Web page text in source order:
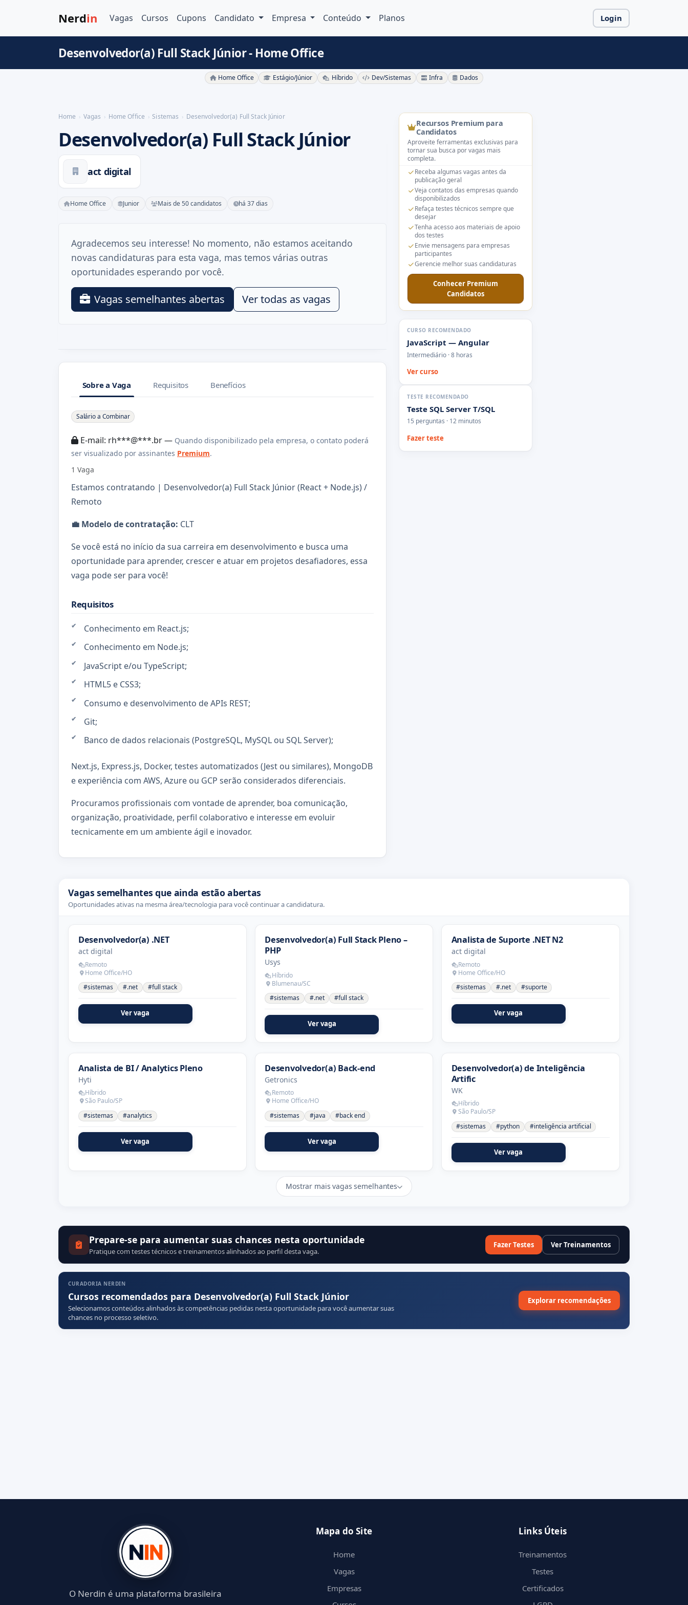
Nerdin Vagas Cursos Cupons Candidato Empresa Conteúdo Planos Login
Desenvolvedor(a) Full Stack Júnior - Home Office
Home Office Estágio/Júnior Híbrido Dev/Sistemas Infra Dados
Home Vagas Home Office Sistemas Desenvolvedor(a) Full Stack Júnior
Desenvolvedor(a) Full Stack Júnior
act digital
Home Office Junior Mais de 50 candidatos há 37 dias
Agradecemos seu interesse! No momento, não estamos aceitando
novas candidaturas para esta vaga, mas temos várias outras
oportunidades esperando por você.
Vagas semelhantes abertas Ver todas as vagas
Sobre a Vaga Requisitos Benefícios
Sobre a Vaga
Salário a Combinar
E-mail: rh***@***.br — Quando disponibilizado pela empresa, o contato poderá
ser visualizado por assinantes Premium.
1 Vaga
Estamos contratando | Desenvolvedor(a) Full Stack Júnior (React + Node.js) /
Remoto
💼 Modelo de contratação: CLT
Se você está no início da sua carreira em desenvolvimento e busca uma
oportunidade para aprender, crescer e atuar em projetos desafiadores, essa
vaga pode ser para você!
Requisitos
Conhecimento em React.js;
Conhecimento em Node.js;
JavaScript e/ou TypeScript;
HTML5 e CSS3;
Consumo e desenvolvimento de APIs REST;
Git;
Banco de dados relacionais (PostgreSQL, MySQL ou SQL Server);
Next.js, Express.js, Docker, testes automatizados (Jest ou similares), MongoDB
e experiência com AWS, Azure ou GCP serão considerados diferenciais.
Procuramos profissionais com vontade de aprender, boa comunicação,
organização, proatividade, perfil colaborativo e interesse em evoluir
tecnicamente em um ambiente ágil e inovador.
Recursos Premium para
Candidatos
Aproveite ferramentas exclusivas para
tornar sua busca por vagas mais
completa.
Receba algumas vagas antes da
publicação geral
Veja contatos das empresas quando
disponibilizados
Refaça testes técnicos sempre que
desejar
Tenha acesso aos materiais de apoio
dos testes
Envie mensagens para empresas
participantes
Gerencie melhor suas candidaturas
Conhecer Premium
Candidatos
CURSO RECOMENDADO
JavaScript — Angular
Intermediário · 8 horas
Ver curso
TESTE RECOMENDADO
Teste SQL Server T/SQL
15 perguntas · 12 minutos
Fazer teste
Vagas semelhantes que ainda estão abertas
Oportunidades ativas na mesma área/tecnologia para você continuar a candidatura.
Desenvolvedor(a) .NET
act digital
Remoto
Home Office/HO
#sistemas
#.net #full stack
Ver vaga
Desenvolvedor(a) Full Stack Pleno –
PHP
Usys
Híbrido
Blumenau/SC
#sistemas
#.net #full stack
Ver vaga
Analista de Suporte .NET N2
act digital
Remoto
Home Office/HO
#sistemas
#.net #suporte
Ver vaga
Analista de BI / Analytics Pleno
Hyti
Híbrido
São Paulo/SP
#sistemas
#analytics
Ver vaga
Desenvolvedor(a) Back-end
Getronics
Remoto
Home Office/HO
#sistemas
#java #back end
Ver vaga
Desenvolvedor(a) de Inteligência
Artific
WK
Híbrido
São Paulo/SP
#sistemas
#python #inteligência artificial
Ver vaga
Mostrar mais vagas semelhantes
Prepare-se para aumentar suas chances nesta oportunidade
Pratique com testes técnicos e treinamentos alinhados ao perfil desta vaga.
Fazer Testes Ver Treinamentos
CURADORIA NERDIN
Cursos recomendados para Desenvolvedor(a) Full Stack Júnior
Selecionamos conteúdos alinhados às competências pedidas nesta oportunidade para você aumentar suas
chances no processo seletivo.
Explorar recomendações
O Nerdin é uma plataforma brasileira
Mapa do Site
Home
Vagas
Empresas
Links Úteis
Treinamentos
Testes
Certificados